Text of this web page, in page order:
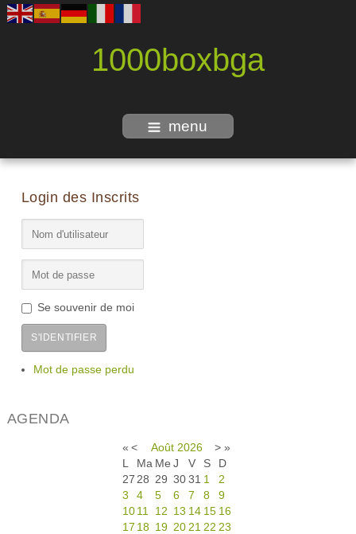
1000boxbga
menu
Login des Inscrits
Se souvenir de moi
S'IDENTIFIER
Mot de passe perdu
AGENDA
« < Août 2026 > »
L
Ma Me J V S
D
27 28 29 30 31 1
2
3
4 5 6 7 8
9
10 11 12 13 14 15 16
17 18 19 20 21 22 23